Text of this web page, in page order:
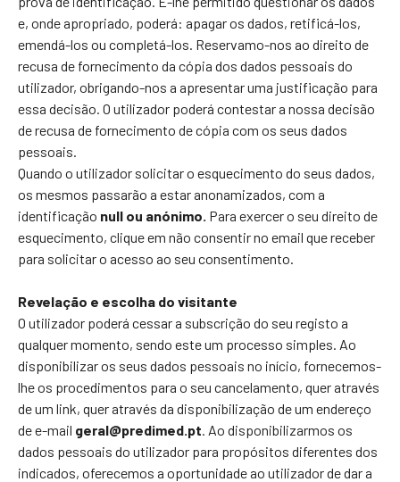
e, onde apropriado, poderá: apagar os dados, retificá-los,
emendá-los ou completá-los. Reservamo-nos ao direito de
recusa de fornecimento da cópia dos dados pessoais do
utilizador, obrigando-nos a apresentar uma justificação para
essa decisão. O utilizador poderá contestar a nossa decisão
de recusa de fornecimento de cópia com os seus dados
pessoais.
Quando o utilizador solicitar o esquecimento do seus dados,
os mesmos passarão a estar anonamizados, com a
identificação null ou anónimo. Para exercer o seu direito de
esquecimento, clique em não consentir no email que receber
para solicitar o acesso ao seu consentimento.
Revelação e escolha do visitante
O utilizador poderá cessar a subscrição do seu registo a
qualquer momento, sendo este um processo simples. Ao
disponibilizar os seus dados pessoais no início, fornecemos-
lhe os procedimentos para o seu cancelamento, quer através
de um link, quer através da disponibilização de um endereço
de e-mail geral@predimed.pt. Ao disponibilizarmos os
dados pessoais do utilizador para propósitos diferentes dos
indicados, oferecemos a oportunidade ao utilizador de dar a